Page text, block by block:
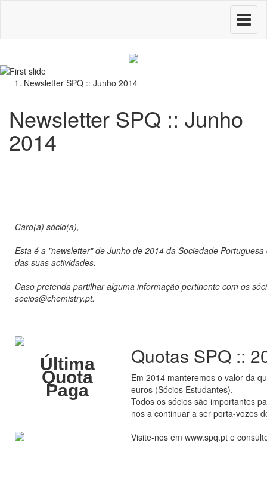
Toggle
Newsletter SPQ :: Junho 2014
Newsletter SPQ :: Junho
2014
Caro(a) sócio(a),
Esta é a "newsletter" de Junho de 2014 da Sociedade
das suas actividades.
Caso pretenda partilhar alguma informação pertinente com os
socios@chemistry.pt.
Última
Quota
Paga
Quotas SPQ ::
Em 2014 manteremos o valor da
euros (Sócios Estudantes).
Todos os sócios são importantes
nos a continuar a ser porta-vozes
Visite-nos em www.spq.pt e